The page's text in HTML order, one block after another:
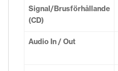
Signal/Brusförhållande
(CD)
Audio In / Out